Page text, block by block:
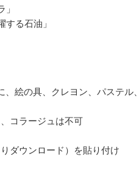
する石油」
絵の具、クレヨン、パステル、
コラージュは不可
ダウンロード）を貼り付け